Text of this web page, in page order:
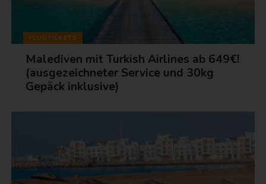
FLUGTICKETS
Malediven mit Turkish Airlines ab 649€!
(ausgezeichneter Service und 30kg
Gepäck inklusive)